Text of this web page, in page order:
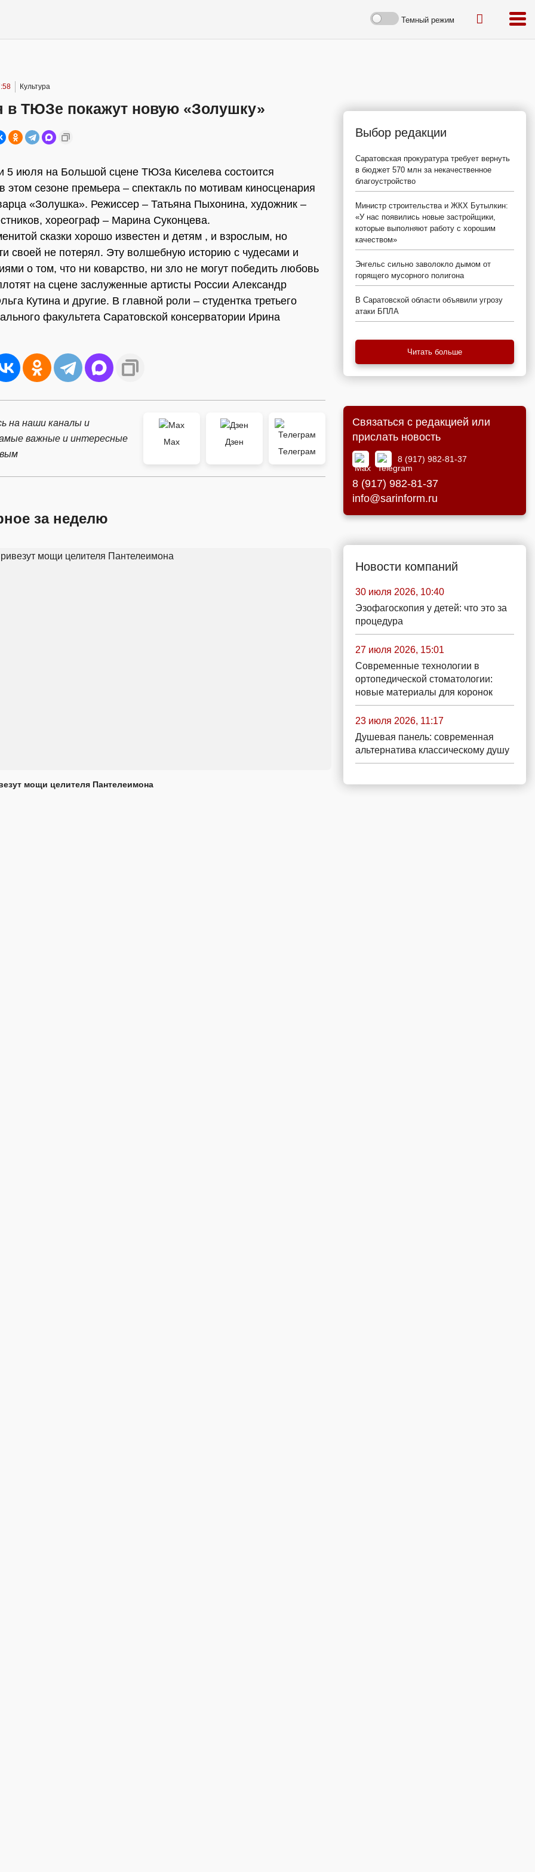
Темный режим
Культура
в ТЮЗе покажут новую «Золушку»
5 июля на Большой сцене ТЮЗа Киселева состоится
этом сезоне премьера – спектакль по мотивам киносценария
«Золушка». Режиссер – Татьяна Пыхонина, художник –
хореограф – Марина Суконцева.
сказки хорошо известен и детям , и взрослым, но
своей не потерял. Эту волшебную историю с чудесами и
о том, что ни коварство, ни зло не могут победить любовь
на сцене заслуженные артисты России Александр
Кутина и другие. В главной роли – студентка третьего
факультета Саратовской консерватории Ирина
на наши каналы и
важные и интересные
Max
Дзен
Телеграм
за неделю
мощи целителя Пантелеимона
Выбор редакции
Саратовская прокуратура требует вернуть
в бюджет 570 млн за некачественное
благоустройство
Министр строительства и ЖКХ Бутылкин:
«У нас появились новые застройщики,
которые выполняют работу с хорошим
качеством»
Энгельс сильно заволокло дымом от
горящего мусорного полигона
В Саратовской области объявили угрозу
атаки БПЛА
Читать больше
Связаться с редакцией или
прислать новость
8 (917) 982-81-37
8 (917) 982-81-37
info@sarinform.ru
Новости компаний
30 июля 2026, 10:40
Эзофагоскопия у детей: что это за
процедура
27 июля 2026, 15:01
Современные технологии в
ортопедической стоматологии:
новые материалы для коронок
23 июля 2026, 11:17
Душевая панель: современная
альтернатива классическому душу